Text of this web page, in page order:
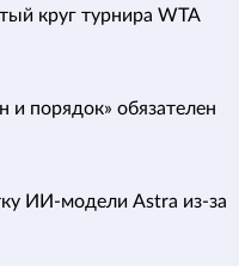
круг турнира WTA
и порядок» обязателен
ИИ-модели Astra из-за